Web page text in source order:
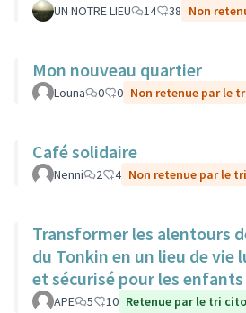
UN NOTRE LIEU 14 38 Non
Mon nouveau quartier
Louna 0 0 Non retenue par le
Café solidaire
Nenni 2 4 Non retenue par le
Transformer les alentours
du Tonkin en un lieu de vie
et sécurisé pour les
familles.
APE 5 10 Retenue par le tri